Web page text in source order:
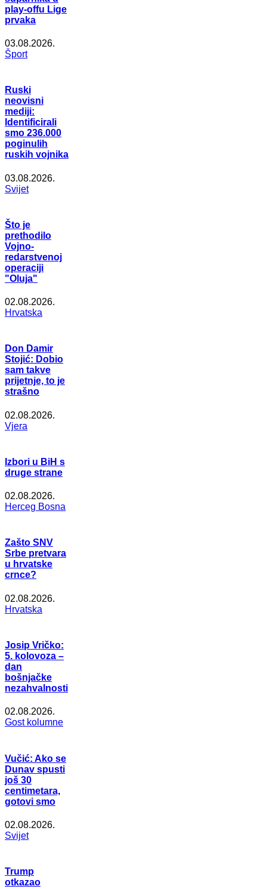
play-offu Lige
prvaka
03.08.2026.
Šport
Ruski
neovisni
mediji:
Identificirali
smo 236.000
poginulih
ruskih vojnika
03.08.2026.
Svijet
Što je
prethodilo
Vojno-
redarstvenoj
operaciji
"Oluja"
02.08.2026.
Hrvatska
Don Damir
Stojić: Dobio
sam takve
prijetnje, to je
strašno
02.08.2026.
Vjera
Izbori u BiH s
druge strane
02.08.2026.
Herceg Bosna
Zašto SNV
Srbe pretvara
u hrvatske
crnce?
02.08.2026.
Hrvatska
Josip Vričko:
5. kolovoza –
dan
bošnjačke
nezahvalnosti
02.08.2026.
Gost kolumne
Vučić: Ako se
Dunav spusti
još 30
centimetara,
gotovi smo
02.08.2026.
Svijet
Trump
otkazao